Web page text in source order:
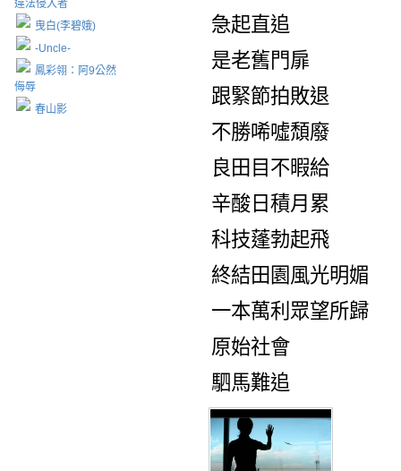
違法侵入者
曳白(李碧娥)
-Uncle-
鳳彩翎：阿9公然
侮辱
春山影
急起直追
是老舊門扉
跟緊節拍敗退
不勝唏噓頹廢
良田目不暇給
辛酸日積月累
科技蓬勃起飛
終結田園風光明媚
一本萬利眾望所歸
原始社會
駟馬難追